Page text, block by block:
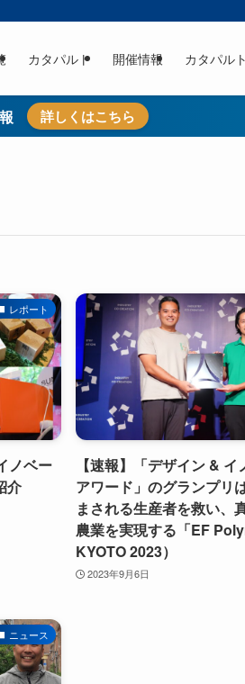
カタパルト 開催情報 カタパル
詳しくはこちら
レポート
ノベー
介
【速報】「デザイン &
アワード」のグランプリ
まされる生産者を救い、
農業を実現する「EF
KYOTO 2023）
2023年9月6日
ニュース